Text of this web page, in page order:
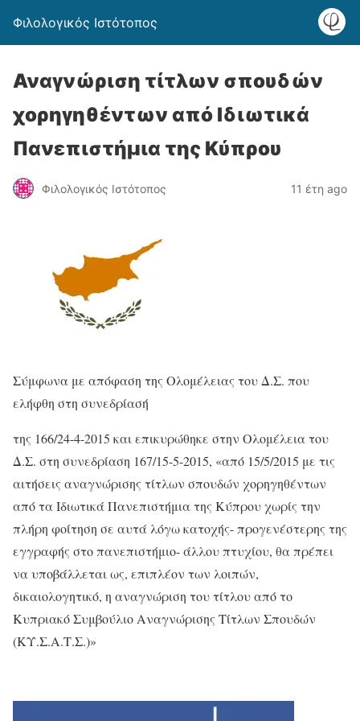
Φιλολογικός Ιστότοπος
Αναγνώριση τίτλων σπουδών
χορηγηθέντων από Ιδιωτικά
Πανεπιστήμια της Κύπρου
Φιλολογικός Ιστότοπος 11 έτη ago
Σύμφωνα με απόφαση της Ολομέλειας του Δ.Σ. που
ελήφθη στη συνεδρίασή
της 166/24-4-2015 και επικυρώθηκε στην Ολομέλεια του
Δ.Σ. στη συνεδρίαση 167/15-5-2015, «από 15/5/2015 με τις
αιτήσεις αναγνώρισης τίτλων σπουδών χορηγηθέντων
από τα Ιδιωτικά Πανεπιστήμια της Κύπρου χωρίς την
πλήρη φοίτηση σε αυτά λόγω κατοχής- προγενέστερης της
εγγραφής στο πανεπιστήμιο- άλλου πτυχίου, θα πρέπει
να υποβάλλεται ως, επιπλέον των λοιπών,
δικαιολογητικό, η αναγνώριση του τίτλου από το
Κυπριακό Συμβούλιο Αναγνώρισης Τίτλων Σπουδών
(ΚΥ.Σ.Α.Τ.Σ.)»